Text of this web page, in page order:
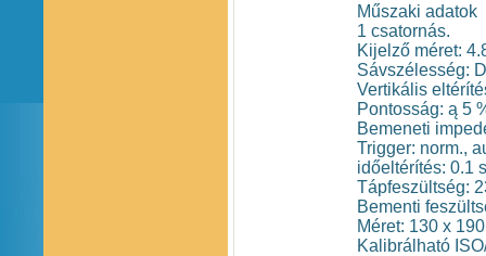
Műszaki adatok
1 csatornás.
Kijelző méret:
Sávszélesség:
Vertikális
Pontosság: ą 5
Bemeneti
Trigger: norm.,
időeltérítés: 0.1
Tápfeszültség:
Bementi
Méret: 130 x
Kalibrálható